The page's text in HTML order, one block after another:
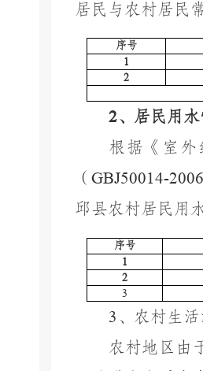
居民与农村居民
序号
1
2
2、居民用水
根据《室外
（GBJ50014-2006
邱县农村居民用
序号
1
2
3
3 、农村生
农村地区由